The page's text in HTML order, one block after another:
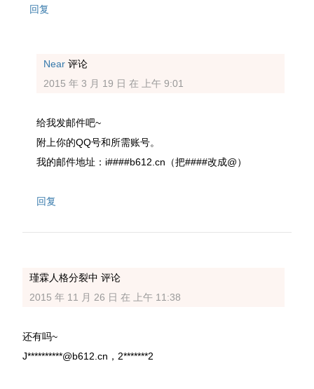
回复
Near 评论
2015 年 3 月 19 日 在 上午 9:01
给我发邮件吧~
附上你的QQ号和所需账号。
我的邮件地址：i####b612.cn（把####改成@）
回复
瑾霖人格分裂中 评论
2015 年 11 月 26 日 在 上午 11:38
还有吗~
J**********@b612.cn，2*******2